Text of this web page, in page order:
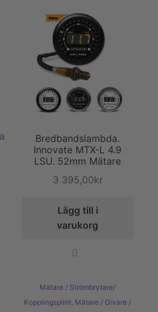
Bredbandslambda.
Innovate MTX-L 4.9
LSU. 52mm Mätare
3 395,00kr
Lägg till i
varukorg
Mätare / Strömbrytare/
Kopplingsplint, Mätare / Givare /